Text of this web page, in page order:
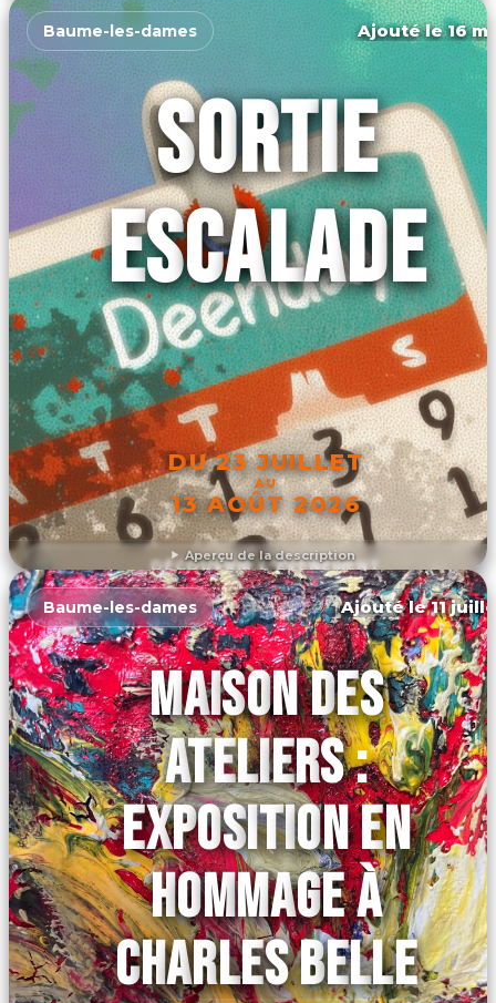
Aperçu de la description
Baume-les-dames Ajouté le 16
SORTIE
ESCALADE
DU 23 JUILLET
AU
13 AOÛT 2026
DÉCOUVRIR L'ÉVÉNEMENT
Baume-les-dames Ajouté le 11
MAISON DES
ATELIERS :
EXPOSITION EN
HOMMAGE À
CHARLES BELLE